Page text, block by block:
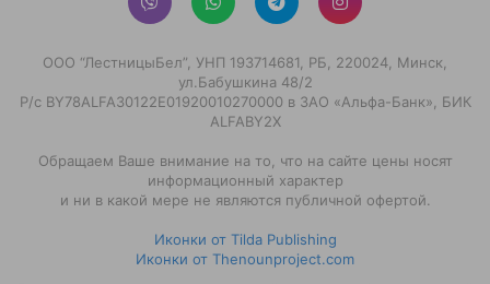
ООО “ЛестницыБел”, УНП 193714681, РБ, 220024, Минск,
ул.Бабушкина 48/2
Р/с BY78ALFA30122E01920010270000 в ЗАО «Альфа-Банк», БИК
ALFABY2X
Обращаем Ваше внимание на то, что на сайте цены носят
информационный характер
и ни в какой мере не являются публичной офертой.
Иконки от Tilda Publishing
Иконки от Thenounproject.com